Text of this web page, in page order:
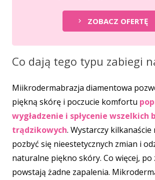
keyboard_arrow_right ZOBACZ OFERTĘ
Co dają tego typu zabiegi
Miikrodermabrazja diamentowa
piękną skórę i poczucie komfortu
wygładzenie i spłycenie wszelkich
trądzikowych. Wystarczy
pozbyć się nieestetycznych zmian i
naturalne piękno skóry. Co więcej, po
powstają żadne zapalenia.